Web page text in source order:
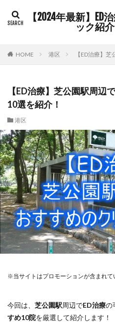
【2024年最新】ED
ック紹
HOME 港区 【ED治療】
【ED治療】芝公園駅周辺
10選を紹介！
港区
※当サイトはプロモーションが含まれて
今回は、 芝公園駅周辺でED治療の
すめ10院を厳選して紹介します！